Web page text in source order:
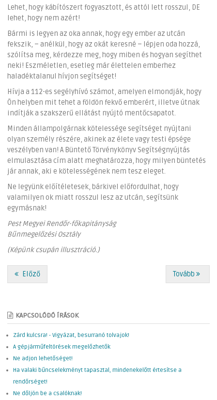
Lehet, hogy kábítószert fogyasztott, és attól lett rosszul, DE
lehet, hogy nem azért!
Bármi is legyen az oka annak, hogy egy ember az utcán
fekszik, – anélkül, hogy az okát keresné – lépjen oda hozzá,
szólítsa meg, kérdezze meg, hogy miben és hogyan segíthet
neki! Eszméletlen, esetleg már élettelen emberhez
haladéktalanul hívjon segítséget!
Hívja a 112-es segélyhívó számot, amelyen elmondják, hogy
Ön helyben mit tehet a földön fekvő emberért, illetve útnak
indítják a szakszerű ellátást nyújtó mentőcsapatot.
Minden állampolgárnak kötelessége segítséget nyújtani
olyan személy részére, akinek az élete vagy testi épsége
veszélyben van! A Büntető Törvénykönyv Segítségnyújtás
elmulasztása cím alatt meghatározza, hogy milyen büntetés
jár annak, aki e kötelességének nem tesz eleget.
Ne legyünk előítéletesek, bárkivel előfordulhat, hogy
valamilyen ok miatt rosszul lesz az utcán, segítsünk
egymásnak!
Pest Megyei Rendőr-főkapitányság
Bűnmegelőzési Osztály
(Képünk csupán illusztráció.)
Előző Tovább
KAPCSOLÓDÓ ÍRÁSOK
Zárd kulcsra! - Vigyázat, besurranó tolvajok!
A gépjárműfeltörések megelőzhetők
Ne adjon lehetőséget!
Ha valaki bűncselekményt tapasztal, mindenekelőtt értesítse a
rendőrséget!
Ne dőljön be a csalóknak!